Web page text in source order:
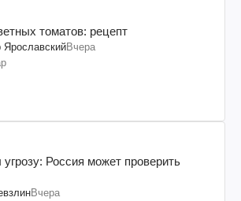
томатов: рецепт
Вчера
Россия может проверить
Вчера